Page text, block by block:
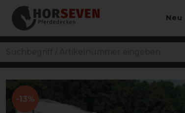
Neu
-13%